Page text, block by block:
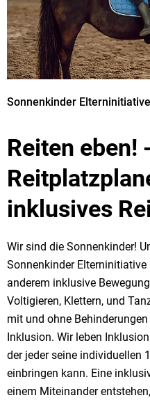
Reiten eben!
inklusives
Sonnenkinder
Wir sind die Sonnenkinder!
Sonnenkinder Elterninitiative
anderem inklusive
Voltigieren, Klettern, und
mit und ohne
Inklusion. Wir leben
der jeder seine individuellen
einbringen kann. Eine
einem Miteinander